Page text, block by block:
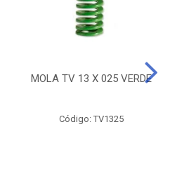
MOLA TV 13 X 025 VERDE
Código: TV1325